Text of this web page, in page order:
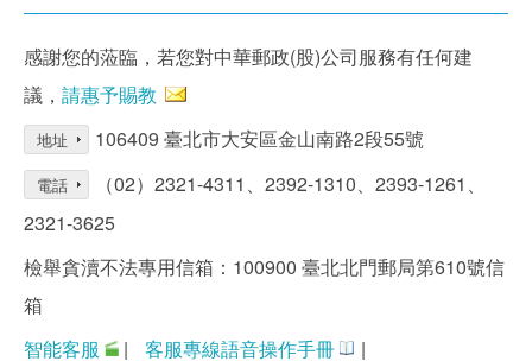
感謝您的蒞臨，若您對中華郵政(股)公司服務有任何建
議， 請惠予賜教
地址 106409 臺北市大安區金山南路2段55號
電話
（02）2321-4311、2392-1310、2393-1261、
2321-3625
檢舉貪瀆不法專用信箱：100900 臺北北門郵局第610號信
箱
智能客服
| 客服專線語音操作手冊 |